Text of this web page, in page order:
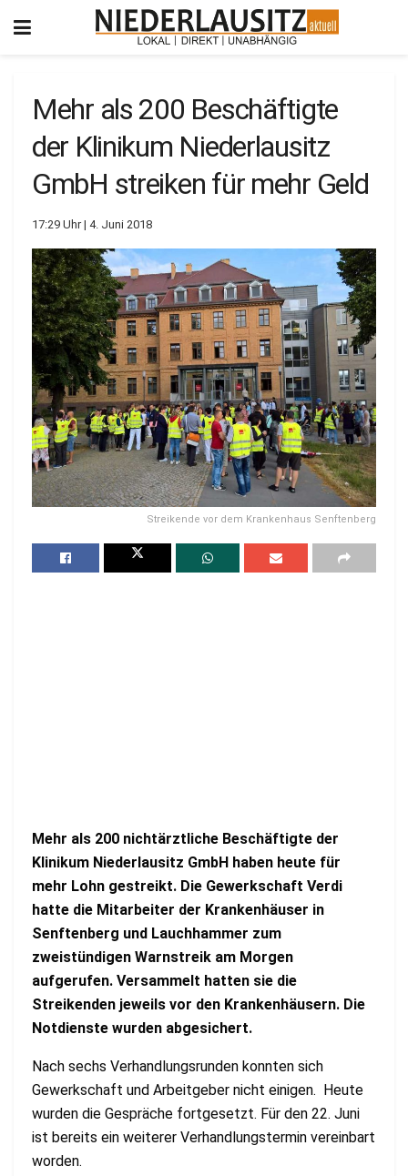
Mehr als 200 Beschäftigte
der Klinikum Niederlausitz
GmbH streiken für mehr Geld
17:29 Uhr | 4. Juni 2018
Streikende vor dem Krankenhaus Senftenberg
Mehr als 200 nichtärztliche Beschäftigte der
Klinikum Niederlausitz GmbH haben heute für
mehr Lohn gestreikt. Die Gewerkschaft Verdi
hatte die Mitarbeiter der Krankenhäuser in
Senftenberg und Lauchhammer zum
zweistündigen Warnstreik am Morgen
aufgerufen. Versammelt hatten sie die
Streikenden jeweils vor den Krankenhäusern. Die
Notdienste wurden abgesichert.
Nach sechs Verhandlungsrunden konnten sich
Gewerkschaft und Arbeitgeber nicht einigen. Heute
wurden die Gespräche fortgesetzt. Für den 22. Juni
ist bereits ein weiterer Verhandlungstermin vereinbart
worden.